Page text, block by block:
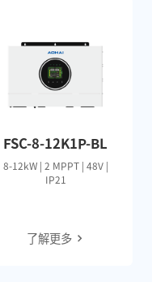
FSC-8-12K1P-BL
8-12kW | 2 MPPT | 48V |
IP21
了解更多